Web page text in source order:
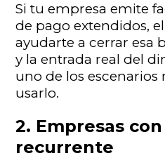
Si tu empresa emite
de pago extendidos,
ayudarte a cerrar esa
y la entrada real del
uno de los escenarios
usarlo.
2. Empresas
recurrente